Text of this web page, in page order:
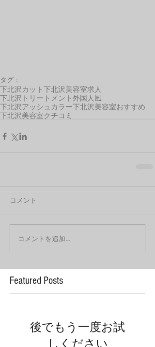
タグ：
下北沢カット 下北沢美容室求人
下北沢トリートメント 外国人風
下北沢アッシュカラー下北沢美容室おすすめ
下北沢美容室クチコミ
コメント
コメントを追加…
Featured Posts
後でもう一度お試
しください